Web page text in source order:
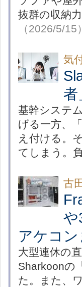
抜群の収納
（2026/5/15）
気
者
基幹システ
げる一方、
え付ける。
てしまう。
古
や
アケコ
大型連休の
Sharkoonの
た。また、